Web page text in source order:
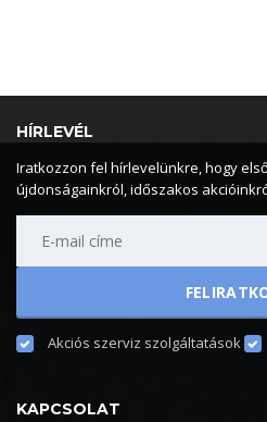
HÍRLEVÉL
Iratkozzon fel hírlevelünkre, hogy
újdonságainkról, időszakos
Akciós szerviz szolgáltatások
KAPCSOLAT